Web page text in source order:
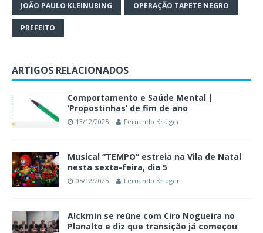
JOÃO PAULO KLEINUBING OPERAÇÃO TAPETE NEGRO
PREFEITO
ARTIGOS RELACIONADOS
Comportamento e Saúde Mental |
‘Propostinhas’ de fim de ano
13/12/2025 Fernando Krieger
Musical “TEMPO” estreia na Vila de Natal
nesta sexta-feira, dia 5
05/12/2025 Fernando Krieger
Alckmin se reúne com Ciro Nogueira no
Planalto e diz que transição já começou